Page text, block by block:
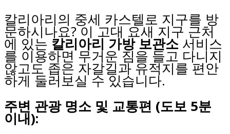
칼리아리의 중세 카스텔로 지구를 방
문하시나요? 이 고대 요새 지구 근처
에 있는 칼리아리 가방 보관소 서비스
를 이용하면 무거운 짐을 들고 다니지
않고도 좁은 자갈길과 유적지를 편안
하게 둘러보실 수 있습니다.
주변 관광 명소 및 교통편 (도보 5분
이내):